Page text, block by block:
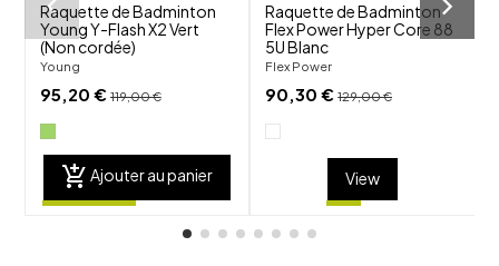
Raquette de Badminton
Young Y-Flash X2 Vert
(Non cordée)
Young
95,20 € 119,00 €
add_shopping_cart Ajouter au panier
Raquette de Badminton
Flex Power Hyper Core 88
5U Blanc
Flex Power
90,30 €129,00 €
View